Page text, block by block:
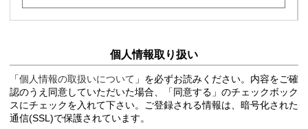
個人情報取り扱い
「個人情報の取扱いについて 」を必ずお読みください。内容をご確
認のうえ同意していただいた場合、「同意する」のチェックボック
スにチェックを入れて下さい。ご登録される情報は、暗号化された
通信(SSL)で保護されています。